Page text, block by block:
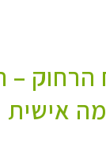
הרחוק –
אישית